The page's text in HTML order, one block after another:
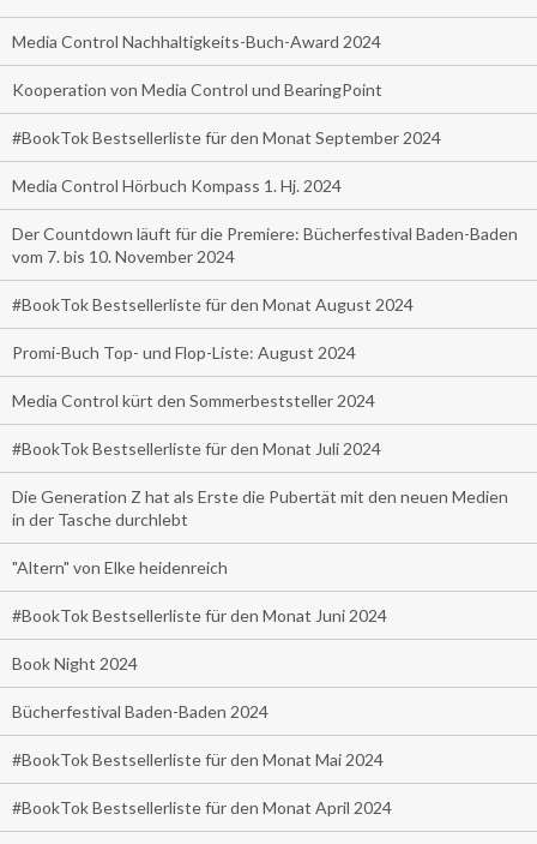
Media Control Nachhaltigkeits-Buch-Award 2024
Kooperation von Media Control und BearingPoint
#BookTok Bestsellerliste für den Monat September 2024
Media Control Hörbuch Kompass 1. Hj. 2024
Der Countdown läuft für die Premiere: Bücherfestival Baden-Baden
vom 7. bis 10. November 2024
#BookTok Bestsellerliste für den Monat August 2024
Promi-Buch Top- und Flop-Liste: August 2024
Media Control kürt den Sommerbeststeller 2024
#BookTok Bestsellerliste für den Monat Juli 2024
Die Generation Z hat als Erste die Pubertät mit den neuen Medien
in der Tasche durchlebt
"Altern" von Elke heidenreich
#BookTok Bestsellerliste für den Monat Juni 2024
Book Night 2024
Bücherfestival Baden-Baden 2024
#BookTok Bestsellerliste für den Monat Mai 2024
#BookTok Bestsellerliste für den Monat April 2024